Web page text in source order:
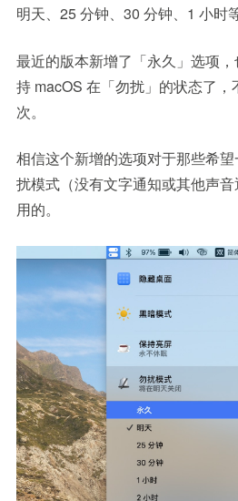
明天、25 分钟、30 分钟、1 小时
最近的版本新增了「永久」选项
持 macOS 在「勿扰」的状态了
次。
相信这个新增的选项对于那些希
扰模式（没有文字通知或其他声
用的。